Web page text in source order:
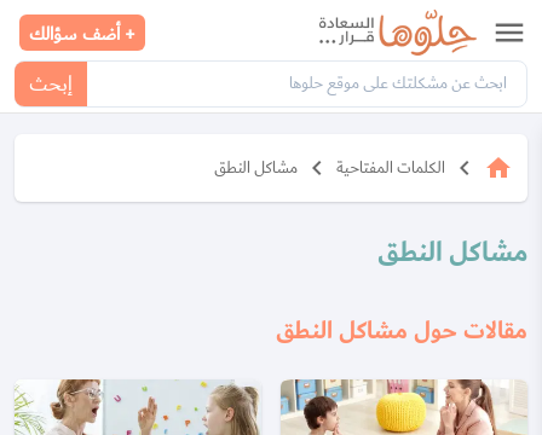
menu
إبحث
+ أضف سؤالك
home
keyboard_arrow_left الكلمات المفتاحية keyboard_arrow_left مشاكل النطق
مشاكل النطق
مقالات حول مشاكل النطق